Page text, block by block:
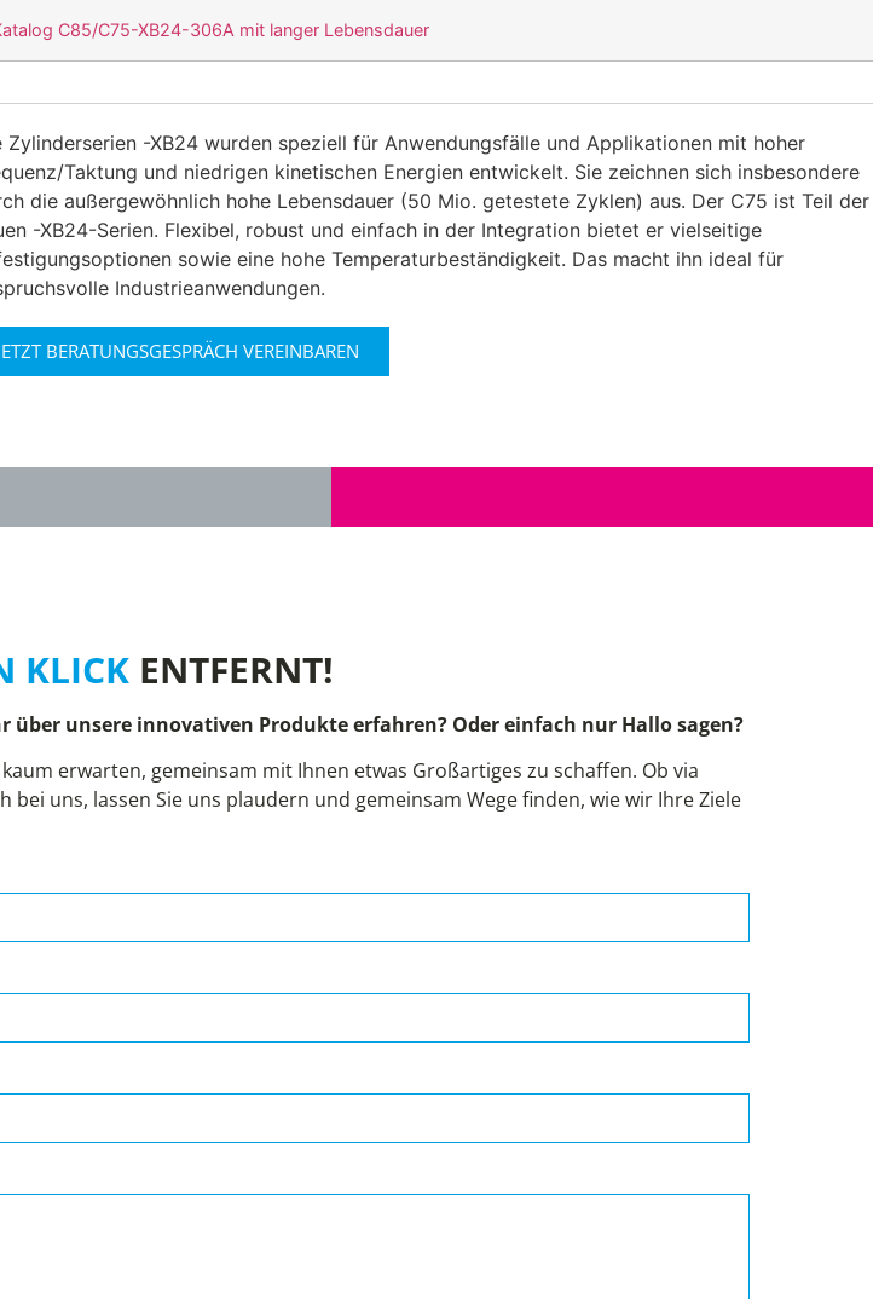
C85/C75-XB24-306A mit langer Lebensdauer
Zylinderserien -XB24 wurden speziell für Anwendungsfälle und Applikationen mit hoher
Taktung und niedrigen kinetischen Energien entwickelt. Sie zeichnen sich insbesondere
die außergewöhnlich hohe Lebensdauer (50 Mio. getestete Zyklen) aus. Der C75 ist Teil der
-XB24-Serien. Flexibel, robust und einfach in der Integration bietet er vielseitige
sowie eine hohe Temperaturbeständigkeit. Das macht ihn ideal für
Industrieanwendungen.
BERATUNGSGESPRÄCH VEREINBAREN
KLICK ENTFERNT!
über unsere innovativen Produkte erfahren? Oder einfach nur Hallo sagen?
erwarten, gemeinsam mit Ihnen etwas Großartiges zu schaffen. Ob via
uns, lassen Sie uns plaudern und gemeinsam Wege finden, wie wir Ihre Ziele